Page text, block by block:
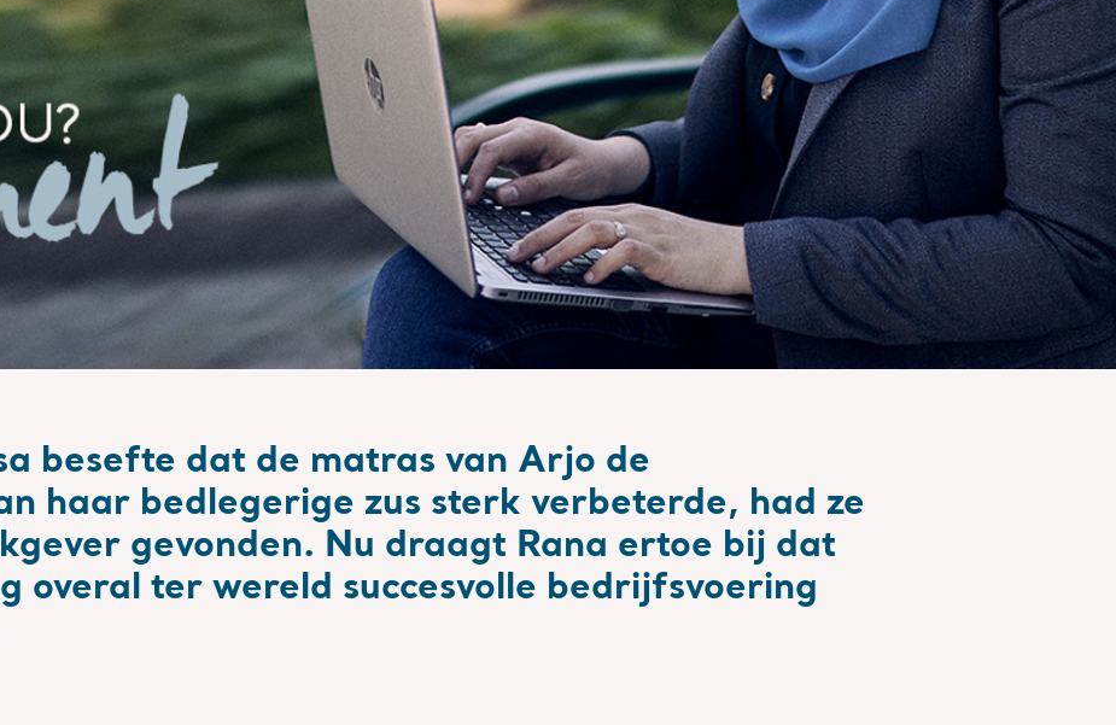
besefte dat de matras van Arjo de
haar bedlegerige zus sterk verbeterde, had ze
gevonden. Nu draagt Rana ertoe bij dat
overal ter wereld succesvolle bedrijfsvoering